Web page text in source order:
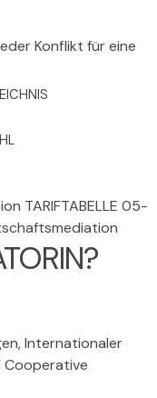
Konflikt für eine
TARIFTABELLE 05-
Internationaler
Cooperative